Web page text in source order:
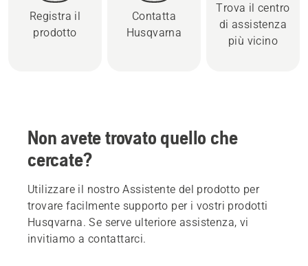
Registra il
prodotto
Contatta
Husqvarna
Trova il centro
di assistenza
più vicino
Non avete trovato quello che
cercate?
Utilizzare il nostro Assistente del prodotto per
trovare facilmente supporto per i vostri prodotti
Husqvarna. Se serve ulteriore assistenza, vi
invitiamo a contattarci.